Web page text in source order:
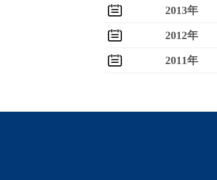
2013年
2012年
2011年
2009年